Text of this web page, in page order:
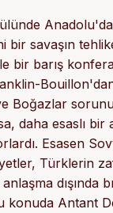
bir savaşın
bir barış
ve Boğazlar
daha esaslı
Esasen
Türklerin
dışında
Antant